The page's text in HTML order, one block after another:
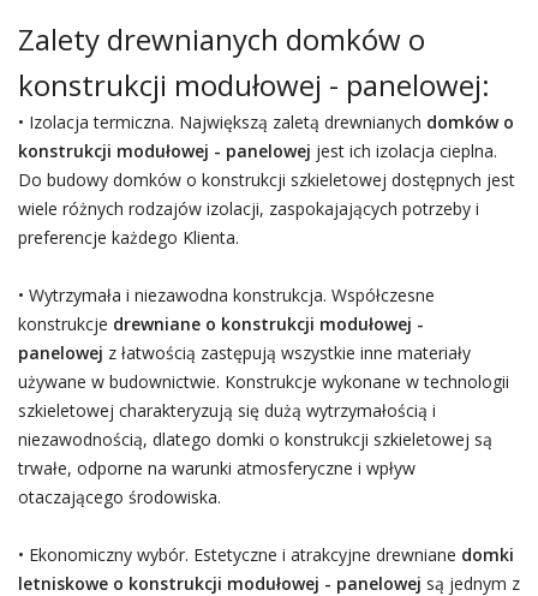
Zalety drewnianych domków o
konstrukcji modułowej - panelowej:
• Izolacja termiczna. Największą zaletą drewnianych domków o
konstrukcji modułowej - panelowej jest ich izolacja cieplna.
Do budowy domków o konstrukcji szkieletowej dostępnych jest
wiele różnych rodzajów izolacji, zaspokajających potrzeby i
preferencje każdego Klienta.
• Wytrzymała i niezawodna konstrukcja. Współczesne
konstrukcje drewniane o konstrukcji modułowej -
panelowej z łatwością zastępują wszystkie inne materiały
używane w budownictwie. Konstrukcje wykonane w technologii
szkieletowej charakteryzują się dużą wytrzymałością i
niezawodnością, dlatego domki o konstrukcji szkieletowej są
trwałe, odporne na warunki atmosferyczne i wpływ
otaczającego środowiska.
• Ekonomiczny wybór. Estetyczne i atrakcyjne drewniane domki
letniskowe o konstrukcji modułowej - panelowej są jednym z